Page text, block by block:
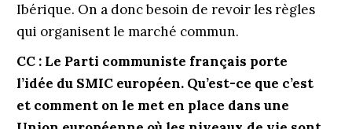
Ibérique. On a donc besoin de revoir les règles
qui organisent le marché commun.
CC : Le Parti communiste français porte
l’idée du SMIC européen. Qu’est-ce que c’est
et comment on le met en place dans une